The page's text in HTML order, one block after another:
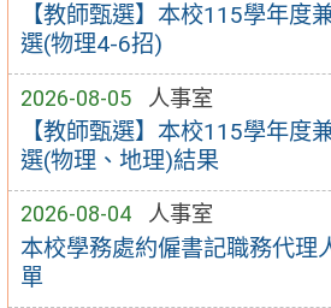
【教師甄選】本校115學年度
選(物理4-6招)
2026-08-05 人事室
【教師甄選】本校115學年度
選(物理、地理)結果
2026-08-04 人事室
本校學務處約僱書記職務代理
單